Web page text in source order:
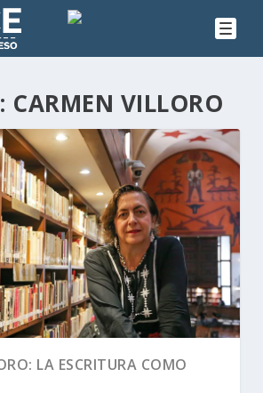
CARMEN VILLORO
LA ESCRITURA COMO